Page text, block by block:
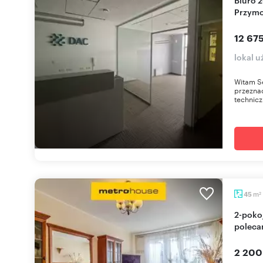
12
lokal
Witam
45 m2
2-pokojowe mieszkanie z balkonem i zielenią -
2